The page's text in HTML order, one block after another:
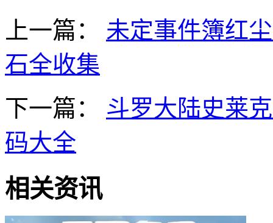
上一篇：
未定事件簿红
石全收集
下一篇：
斗罗大陆史莱
码大全
相关资讯